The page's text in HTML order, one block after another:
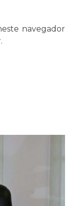
navegador